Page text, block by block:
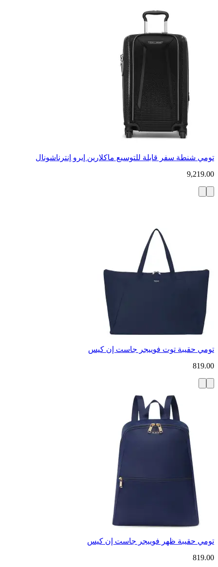
تومي شنطة سفر قابلة للتوسيع ماكلارين إيرو إنترناشونال
9,219.00
تومي حقيبة توت فوييجر جاست إن كيس
819.00
تومي حقيبة ظهر فوييجر جاست إن كيس
819.00